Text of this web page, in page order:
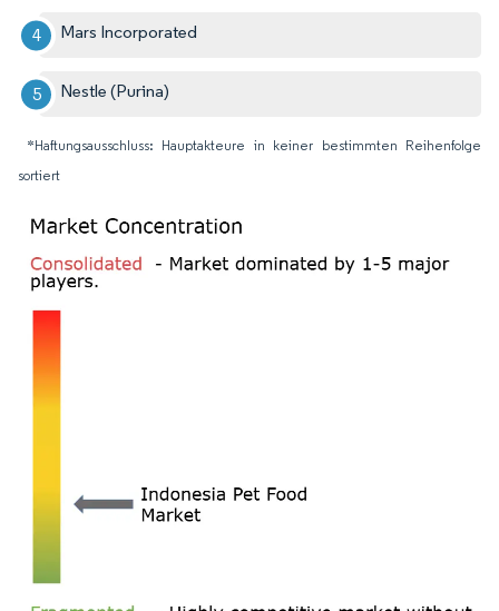
Mars Incorporated
Nestle (Purina)
*Haftungsausschluss: Hauptakteure in keiner bestimmten Reihenfolge
sortiert